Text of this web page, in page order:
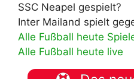
SSC Neapel gespielt?
Inter Mailand spielt
Alle Fußball heute
Alle Fußball heute live